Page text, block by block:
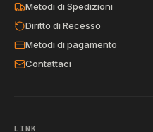
Metodi di Spedizioni
Diritto di Recesso
Metodi di pagamento
Contattaci
LINK